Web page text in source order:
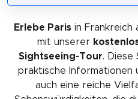
Erlebe Paris in Frankreich
mit unserer
Sightseeing-Tour.
praktische Informationen
auch eine reiche